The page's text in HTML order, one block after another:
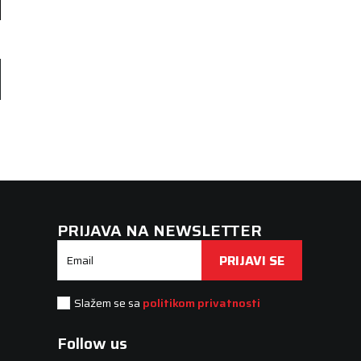
PRIJAVA NA NEWSLETTER
Email PRIJAVI SE
Slažem se sa politikom privatnosti
Follow us